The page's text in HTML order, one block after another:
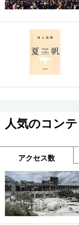
人気のコン
アクセス数